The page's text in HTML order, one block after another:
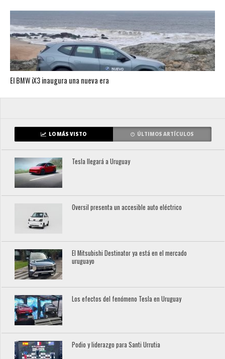
El BMW iX3 inaugura una nueva era
LO MÁS VISTO ÚLTIMOS ARTÍCULOS
Tesla llegará a Uruguay
Oversil presenta un accesible auto eléctrico
El Mitsubishi Destinator ya está en el mercado
uruguayo
Los efectos del fenómeno Tesla en Uruguay
Podio y liderazgo para Santi Urrutia